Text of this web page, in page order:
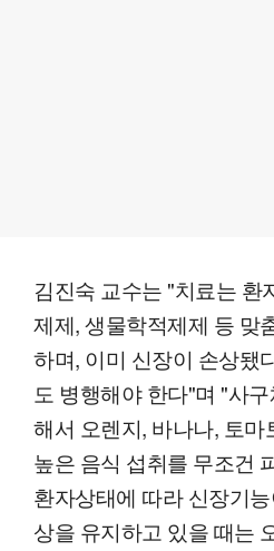
김진숙 교수는 "치료는 환
제제, 생물학적제제 등 맞
하며, 이미 신장이 손상됐
도 병행해야 한다"며 "사
해서 오렌지, 바나나, 토마
높은 음식 섭취를 무조건
환자상태에 따라 신장기
상을 유지하고 있을 때는